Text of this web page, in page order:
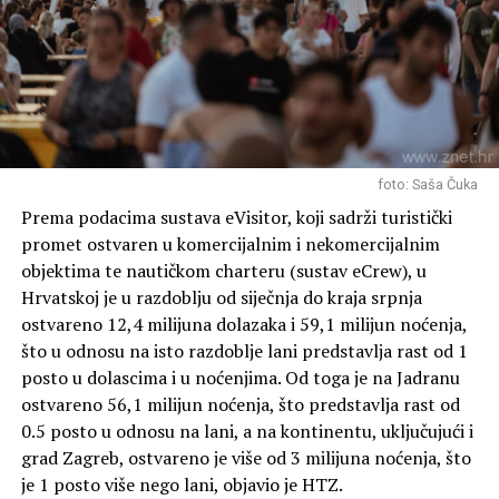
mirovine od 1.766 eura obuhvaća 7.277 građana, a ovo im
povećanje donosi nemalih 131 euro više.
Kako smo već pisali ovdje, prema
vrstama
mirovinanajmanje će dobiti oko 270.000
korisnika najniže mirovine, svega 27 eura u prosjeku. Brk
će najviše omastiti nekadašnji sabornici i članovi Vlade,
janjetinu. Braniteljima (ZOHBDR) stižu 84 eura više, a
građanima u invalidskoj mirovini svega 29 eura.
Rate this item: Submit Rating
No votes yet.
POVEZANE TEME : FEATURED MIROVINE NOVAC
UP NEXT
Iz prodaje se povlače popularne grickalice, poznati
lanac trgovina upozorava: “Odmah prestanite s
foto: Saša Čuka
Prema podacima sustava eVisitor, koji sadrži turistički
promet ostvaren u komercijalnim i nekomercijalnim
objektima te nautičkom charteru (sustav eCrew), u
Hrvatskoj je u razdoblju od siječnja do kraja srpnja
ostvareno 12,4 milijuna dolazaka i 59,1 milijun noćenja,
što u odnosu na isto razdoblje lani predstavlja rast od 1
posto u dolascima i u noćenjima. Od toga je na Jadranu
ostvareno 56,1 milijun noćenja, što predstavlja rast od
0.5 posto u odnosu na lani, a na kontinentu, uključujući i
grad Zagreb, ostvareno je više od 3 milijuna noćenja, što
je 1 posto više nego lani, objavio je HTZ.